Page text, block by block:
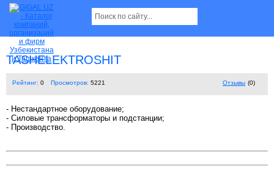
TASHELEKTROSHIT
Рейтинг: 0 Просмотров: 5221 Отзывы (0)
- Нестандартное оборудование;
- Силовые трансформаторы и подстанции;
- Производство.